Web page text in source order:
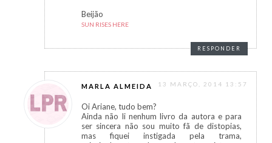
Beijão
SUN RISES HERE
RESPONDER
MARLA ALMEIDA 13 MARÇO, 2014 13:57
Oi Ariane, tudo bem?
Ainda não li nenhum livro da autora e para
ser sincera não sou muito fã de distopias,
mas fiquei instigada pela trama,